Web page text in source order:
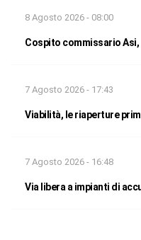
8 Agosto 2026 - 08:00
Cospito commissario
7 Agosto 2026 - 17:43
Viabilità, le riaperture
7 Agosto 2026 - 16:48
Via libera a impianti di